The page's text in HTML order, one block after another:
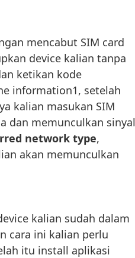
mencabut SIM card
device kalian tanpa
ketikan kode
information1, setelah
kalian masukan SIM
dan memunculkan sinyal
network type,
akan memunculkan
kalian sudah dalam
cara ini kalian perlu
itu install aplikasi